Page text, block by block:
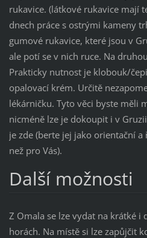
rukavice. (látkové rukavice mají
dnech práce s ostrými kameny
gumové rukavice, které jsou v
ale potí se v nich ruce. Na
Prakticky nutnost je klobouk/
opalovací krém. Určitě
lékárničku. Tyto věci byste měli
nicméně lze je dokoupit i v
je zde (berte jej jako orientační
než pro Vás).
Další možnosti
Z Omala se lze vydat na krátké i
horách. Na místě si lze zapůjčit